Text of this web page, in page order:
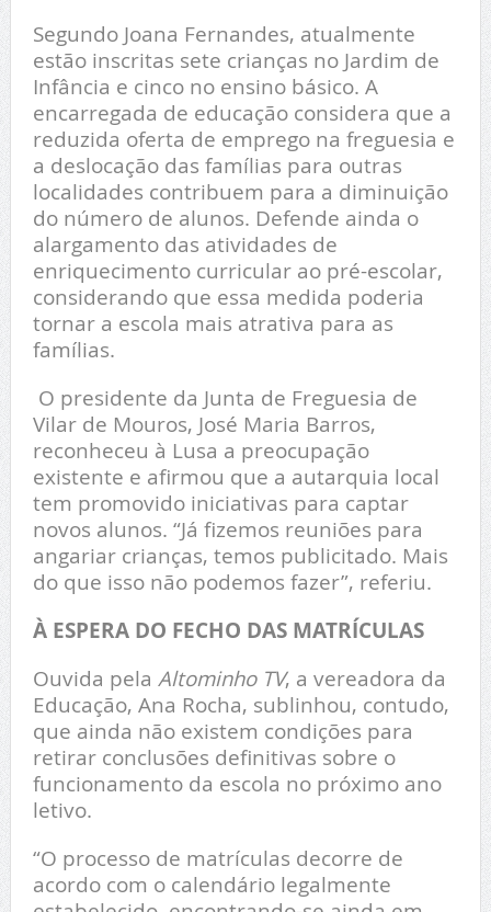
Segundo Joana Fernandes, atualmente
estão inscritas sete crianças no Jardim de
Infância e cinco no ensino básico. A
encarregada de educação considera que a
reduzida oferta de emprego na freguesia e
a deslocação das famílias para outras
localidades contribuem para a diminuição
do número de alunos. Defende ainda o
alargamento das atividades de
enriquecimento curricular ao pré-escolar,
considerando que essa medida poderia
tornar a escola mais atrativa para as
famílias.
O presidente da Junta de Freguesia de
Vilar de Mouros, José Maria Barros,
reconheceu à Lusa a preocupação
existente e afirmou que a autarquia local
tem promovido iniciativas para captar
novos alunos. “Já fizemos reuniões para
angariar crianças, temos publicitado. Mais
do que isso não podemos fazer”, referiu.
À ESPERA DO FECHO DAS MATRÍCULAS
Ouvida pela Altominho TV, a vereadora da
Educação, Ana Rocha, sublinhou, contudo,
que ainda não existem condições para
retirar conclusões definitivas sobre o
funcionamento da escola no próximo ano
letivo.
“O processo de matrículas decorre de
acordo com o calendário legalmente